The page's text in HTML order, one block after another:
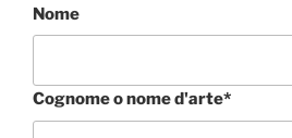
Nome
Cognome o nome d'arte*